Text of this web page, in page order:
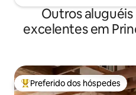
Outros
excelentes em
Entre os melhores preferidos
Preferido dos hóspedes